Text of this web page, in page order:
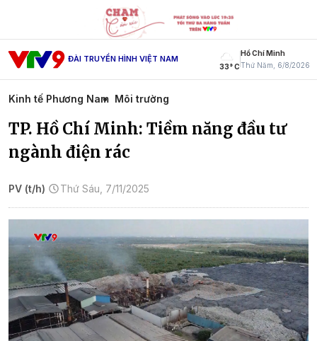
ĐÀI TRUYỀN HÌNH VIỆT NAM
33° C
Hồ Chí Minh
Thứ Năm, 6/8/2026
Kinh tế Phương Nam Môi trường
TP. Hồ Chí Minh: Tiềm năng đầu tư
ngành điện rác
PV (t/h) Thứ Sáu, 7/11/2025